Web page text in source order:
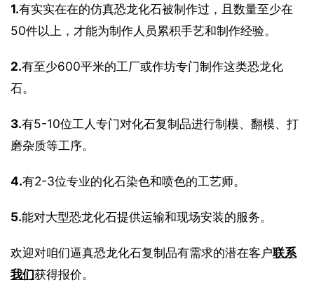
1.有实实在在的仿真恐龙化石被制作过，且数量至少在
50件以上，才能为制作人员累积手艺和制作经验。
2.有至少600平米的工厂或作坊专门制作这类恐龙化
石。
3.有5-10位工人专门对化石复制品进行制模、翻模、打
磨杂质等工序。
4.有2-3位专业的化石染色和喷色的工艺师。
5.能对大型恐龙化石提供运输和现场安装的服务。
欢迎对咱们逼真恐龙化石复制品有需求的潜在客户联系
我们获得报价。